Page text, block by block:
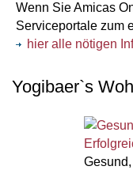
Wenn Sie Amicas
Serviceportale zum
hier alle nötigen
Yogibaer`s